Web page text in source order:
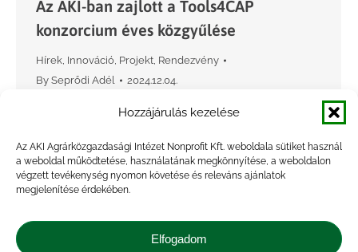
Hozzájárulás kezelése
Az AKI Agrárközgazdasági Intézet Nonprofit Kft. weboldala sütiket használ
a weboldal működtetése, használatának megkönnyítése, a weboldalon
végzett tevékenység nyomon követése és releváns ajánlatok
megjelenítése érdekében.
Elfogadom
Az AKI-ban zajlott a Tools4CAP
konzorcium éves közgyűlése
Hírek, Innováció, Projekt, Rendezvény
By Seprődi Adél 2024.12.04.
2024. november 26–28. között az AKI adott
közgyűlésének. Az AKI – a konzorciális partnerei
részéről történt meghívásnak eleget téve –
2022-ben csatlakozott a tagállamok nagy…